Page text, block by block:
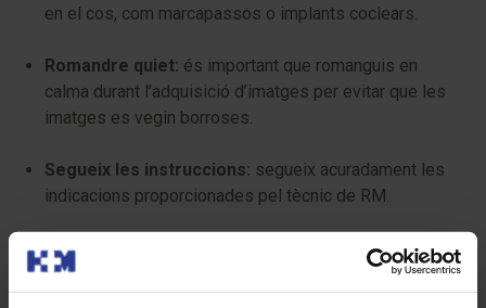
en el cos, com marcapassos o implants coclears.
Romandre quiet: és important que romanguis en
calma durant l’adquisició d’imatges per evitar que les
imatges es vegin borroses.
Segueix les instruccions: segueix acuradament les
indicacions proporcionades pel tècnic de RM.
Té algun risc?